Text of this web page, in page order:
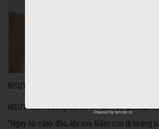
NSƯT Phương Quang và vợ
NSƯT Minh Vương nói về vai diễn để đời của
"Ngay từ cảnh đầu, khi vua Riêm còn là hoàng
Powered by netcore.vn